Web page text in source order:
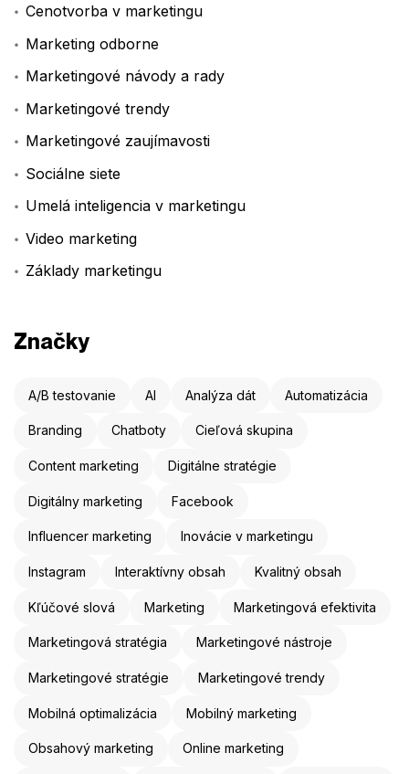
Cenotvorba v marketingu
Marketing odborne
Marketingové návody a rady
Marketingové trendy
Marketingové zaujímavosti
Sociálne siete
Umelá inteligencia v marketingu
Video marketing
Základy marketingu
Značky
A/B testovanie AI Analýza dát Automatizácia
Branding Chatboty Cieľová skupina
Content marketing Digitálne stratégie
Digitálny marketing Facebook
Influencer marketing Inovácie v marketingu
Instagram Interaktívny obsah Kvalitný obsah
Kľúčové slová Marketing Marketingová efektivita
Marketingová stratégia Marketingové nástroje
Marketingové stratégie Marketingové trendy
Mobilná optimalizácia Mobilný marketing
Obsahový marketing Online marketing